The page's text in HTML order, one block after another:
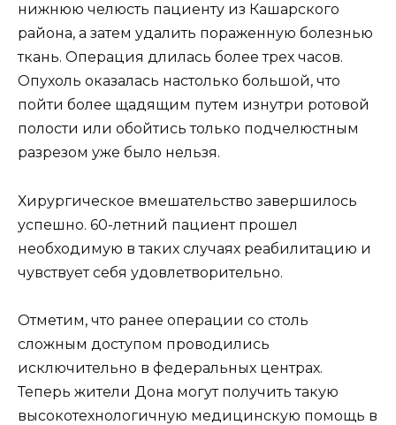
нижнюю челюсть пациенту из Кашарского
района, а затем удалить пораженную болезнью
ткань. Операция длилась более трех часов.
Опухоль оказалась настолько большой, что
пойти более щадящим путем изнутри ротовой
полости или обойтись только подчелюстным
разрезом уже было нельзя.
Хирургическое вмешательство завершилось
успешно. 60-летний пациент прошел
необходимую в таких случаях реабилитацию и
чувствует себя удовлетворительно.
Отметим, что ранее операции со столь
сложным доступом проводились
исключительно в федеральных центрах.
Теперь жители Дона могут получить такую
высокотехнологичную медицинскую помощь в